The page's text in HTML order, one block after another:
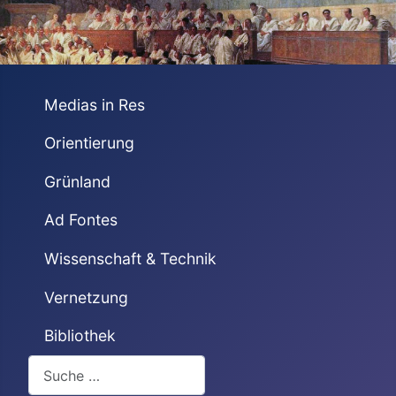
Medias in Res
Orientierung
Grünland
Ad Fontes
Wissenschaft & Technik
Vernetzung
Bibliothek